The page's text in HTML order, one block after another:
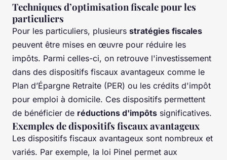
Techniques d’optimisation fiscale pour les
particuliers
Pour les particuliers, plusieurs stratégies fiscales
peuvent être mises en œuvre pour réduire les
impôts. Parmi celles-ci, on retrouve l'investissement
dans des dispositifs fiscaux avantageux comme le
Plan d’Épargne Retraite (PER) ou les crédits d'impôt
pour emploi à domicile. Ces dispositifs permettent
de bénéficier de réductions d'impôts significatives.
Exemples de dispositifs fiscaux avantageux
Les dispositifs fiscaux avantageux sont nombreux et
variés. Par exemple, la loi Pinel permet aux